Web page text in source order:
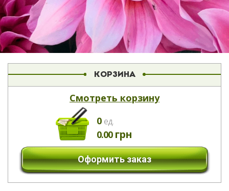
КОРЗИНА
Смотреть корзину
0eд.
0.00 грн
Оформить заказ